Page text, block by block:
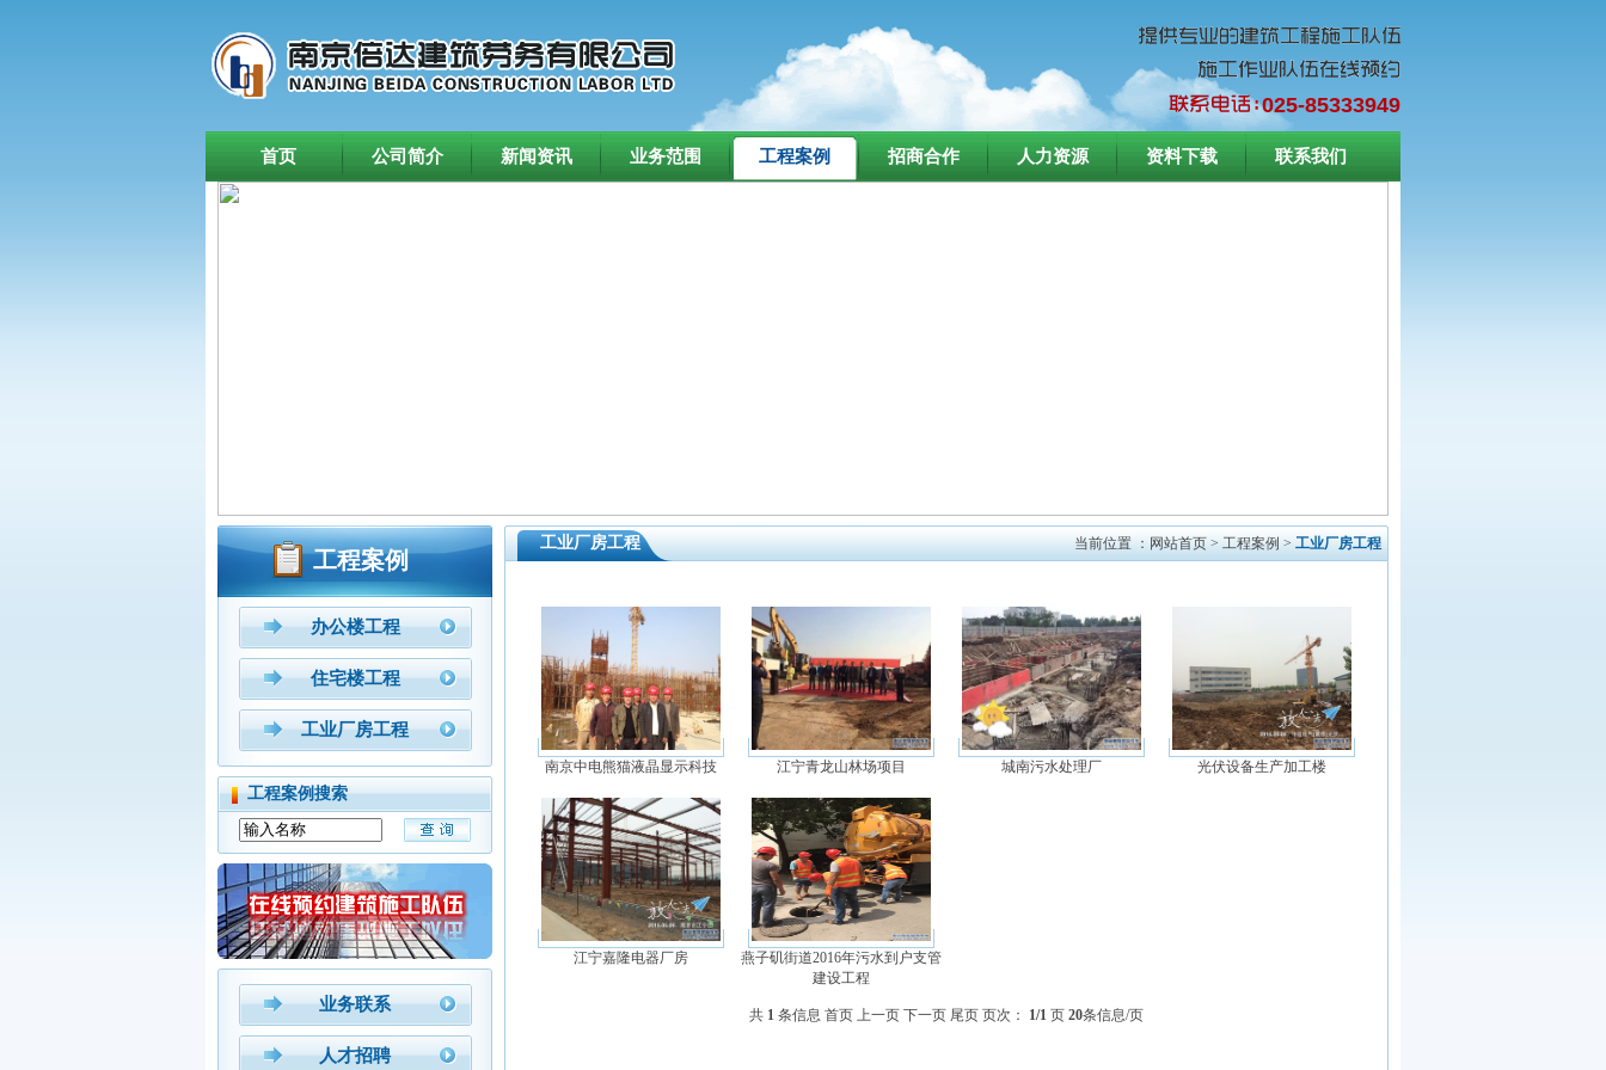
025-85333949
首页 公司简介 新闻资讯 业务范围 工程案例 招商合作 人力资源 资料下载 联系我们
工程案例
办公楼工程
住宅楼工程
工业厂房工程
工程案例搜索
业务联系
人才招聘
工业厂房工程 当前位置 ：网站首页 > 工程案例 > 工业厂房工程
南京中电熊猫液晶显示科技 江宁青龙山林场项目 城南污水处理厂 光伏设备生产加工楼
江宁嘉隆电器厂房
燕子矶街道2016年污水到户支管
建设工程
共 1 条信息 首页 上一页 下一页 尾页 页次： 1/1 页 20条信息/页